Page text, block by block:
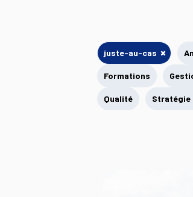
juste-au-cas ×
Formations
Qualité Stratégie